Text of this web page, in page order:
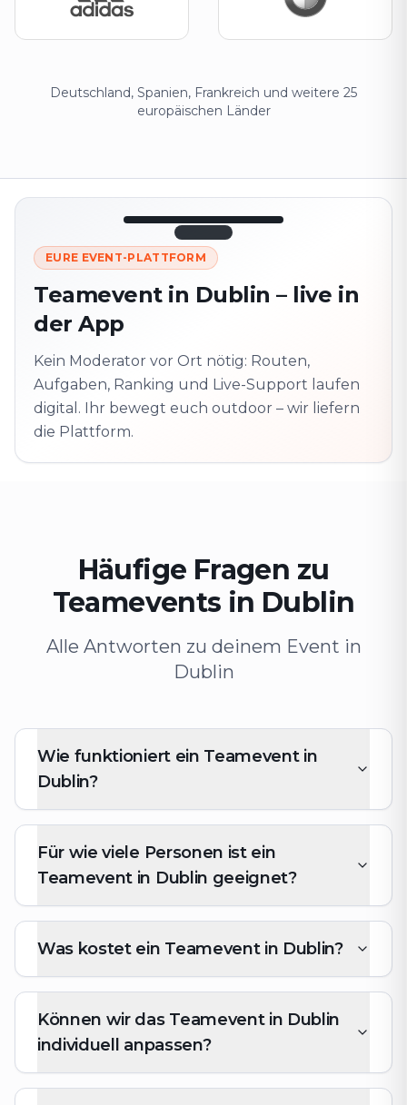
Deutschland, Spanien, Frankreich und weitere 25
europäischen Länder
LIVE 12:45
Nächster
Punkt
320 m ·
zusammen
Schaltet die nächste
EURE EVENT-PLATTFORM
Teamevent in Dublin – live in
der App
Kein Moderator vor Ort nötig: Routen,
Aufgaben, Ranking und Live-Support laufen
digital. Ihr bewegt euch outdoor – wir liefern
die Plattform.
Häufige Fragen zu
Teamevents in Dublin
Alle Antworten zu deinem Event in
Dublin
Wie funktioniert ein Teamevent in
Dublin?
Für wie viele Personen ist ein
Teamevent in Dublin geeignet?
Was kostet ein Teamevent in Dublin?
Können wir das Teamevent in Dublin
individuell anpassen?